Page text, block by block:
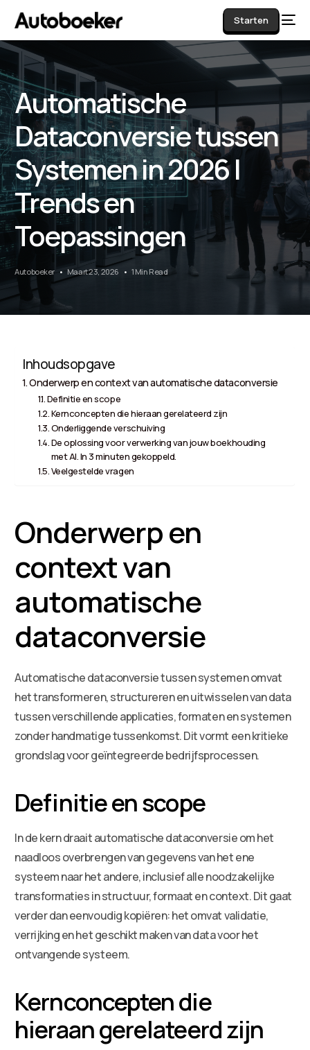
Starten
Automatische
Dataconversie tussen
Systemen in 2026 |
Trends en
Toepassingen
Autoboeker Maart 23, 2026 1 Min Read
Inhoudsopgave
Onderwerp en context van automatische dataconversie
Definitie en scope
Kernconcepten die hieraan gerelateerd zijn
Onderliggende verschuiving
De oplossing voor verwerking van jouw boekhouding
met AI. In 3 minuten gekoppeld.
Veelgestelde vragen
Onderwerp en
context van
automatische
dataconversie
Automatische dataconversie tussen systemen omvat
het transformeren, structureren en uitwisselen van data
tussen verschillende applicaties, formaten en systemen
zonder handmatige tussenkomst. Dit vormt een kritieke
grondslag voor geïntegreerde bedrijfsprocessen.
Definitie en scope
In de kern draait automatische dataconversie om het
naadloos overbrengen van gegevens van het ene
systeem naar het andere, inclusief alle noodzakelijke
transformaties in structuur, formaat en context. Dit gaat
verder dan eenvoudig kopiëren: het omvat validatie,
verrijking en het geschikt maken van data voor het
ontvangende systeem.
Kernconcepten die
hieraan gerelateerd zijn
AI